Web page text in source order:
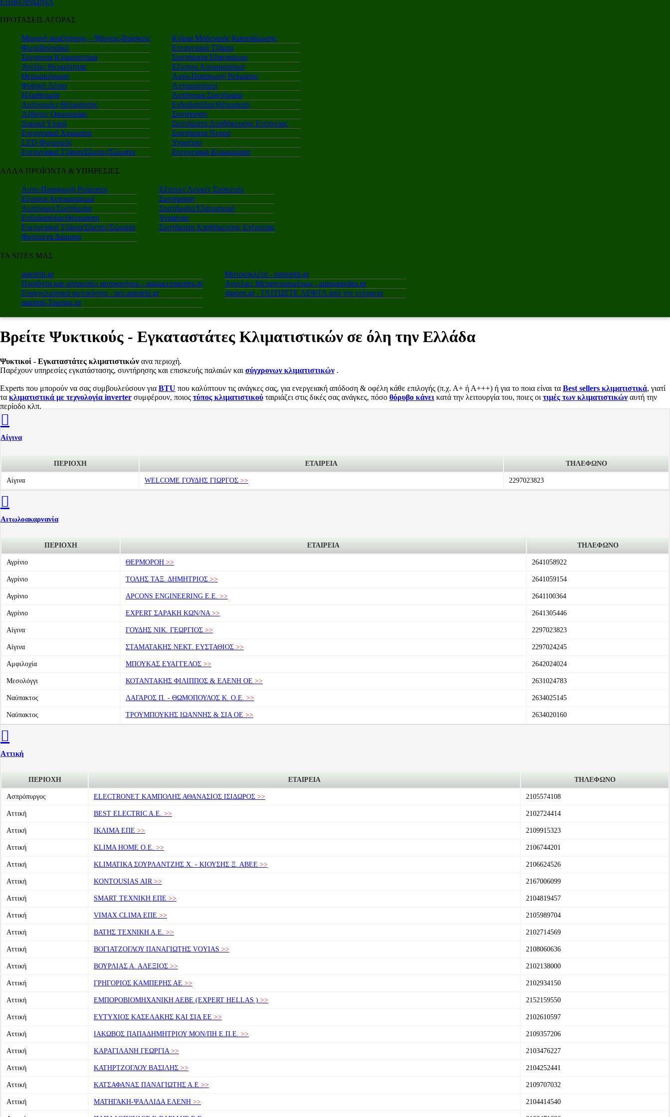
ΕΠΙΚΟΙΝΩΝΙΑ
ΠΡΟΤΑΣΕΙΣ ΑΓΟΡΑΣ
Μηχανή αναζήτησης – Ψάχνεις-Βρίσκεις
Φωτοβολταϊκά
Σύγχρονα Κλιματιστικά
Αντλίες Θερμότητας
Θερμομόνωση
Φυσικό Αέριο
Ηλιοθερμία
Αυτονομίες Θέρμανσης
Λέβητες Οικονομίας
Δομικά Υλικά
Ενεργειακά Χρώματα
LED Φωτισμός
Ενεργειακά Τζάκια/Σόμπες/Σώματα
Κτίρια Μηδενικής Κατανάλωσης
Ενεργειακά Τζάμια
Συστήματα Εξαερισμού
Εξυπνοι Αυτοματισμοί
Αυτο-Παραγωγή Ρεύματος
Αυτοματισμοί
Αυτόνομα Συστήματα
Ενδοδαπέδια Θέρμανση
Συντήρηση
Συστήματα Αποθήκευσης Ενέργειας
Συστήματα Νερού
Υγραέριο
Ενεργειακά Κουφώματα
ΑΛΛΑ ΠΡΟΪΟΝΤΑ & ΥΠΗΡΕΣΙΕΣ
Αυτο-Παραγωγή Ρεύματος
Εξυπνοι Αυτοματισμοί
Αυτόνομα Συστήματα
Ενδοδαπέδια Θέρμανση
Ενεργειακά Τζάκια/Σόμπες/Σώματα
Φυτεμένα Δώματα
Εξυπνες Λευκές Συσκευές
Συντήρηση
Συστήματα Εξαερισμού
Υγραέριο
Συστήματα Αποθήκευσης Ενέργειας
ΤΑ SITES ΜΑΣ
autotriti.gr
Προϊόντα και υπηρεσίες αυτοκινήτου - autoaccessories.gr
Επαγγελματικά αυτοκίνητα - pro.autotriti.gr
autotriti-Touring.gr
Μοτοσικλέτα - mototriti.gr
Αγγελιες Μεταχειρισμένων - autoaggelies.gr
4green.gr - ΓΛΙΤΩΣΤΕ ΛΕΦΤΑ από την ενέργεια
Βρείτε Ψυκτικούς - Εγκαταστάτες Κλιματιστικών σε όλη την Ελλάδα
Ψυκτικοί - Εγκαταστάτες κλιματιστικών ανα περιοχή.
Παρέχουν υπηρεσίες εγκατάστασης, συντήρησης και επισκευής παλαιών και σύγχρονων κλιματιστικών .
Εxperts που μπορούν να σας συμβουλεύσουν για BTU που καλύπτουν τις ανάγκες σας, για ενεργειακή απόδοση & οφέλη κάθε επιλογής (π.χ. Α+ ή Α+++) ή για το ποια είναι τα Best sellers κλιματιστικά, γιατί
τα κλιματιστικά με τεχνολογία inverter συμφέρουν, ποιος τύπος κλιματιστικού ταιριάζει στις δικές σας ανάγκες, πόσο θόρυβο κάνει κατά την λειτουργία του, ποιες οι τιμές των κλιματιστικών αυτή την
περίοδο κλπ.
Αίγινα
ΠΕΡΙΟΧΗ ΕΤΑΙΡΕΙΑ ΤΗΛΕΦΩΝΟ
Αίγινα WELCOME ΓΟΥΔΗΣ ΓΙΩΡΓΟΣ >> 2297023823
Αιτωλοακαρνανία
ΠΕΡΙΟΧΗ ΕΤΑΙΡΕΙΑ ΤΗΛΕΦΩΝΟ
Αγρίνιο ΘΕΡΜΟΡΟΗ >> 2641058922
Αγρίνιο ΤΟΛΗΣ ΤΑΞ. ΔΗΜΗΤΡΙΟΣ >> 2641059154
Αγρίνιο APCONS ENGINEERING E.E. >> 2641100364
Αγρίνιο EXPERT ΣΑΡΑΚΗ ΚΩΝ/ΝΑ >> 2641305446
Αίγινα ΓΟΥΔΗΣ ΝΙΚ. ΓΕΩΡΓΙΟΣ >> 2297023823
Αίγινα ΣΤΑΜΑΤΑΚΗΣ ΝΕΚΤ. ΕΥΣΤΑΘΙΟΣ >> 2297024245
Αμφιλοχία ΜΠΟΥΚΑΣ ΕΥΑΓΓΕΛΟΣ >> 2642024024
Μεσολόγγι ΚΟΤΑΝΤΑΚΗΣ ΦΙΛΙΠΠΟΣ & ΕΛΕΝΗ ΟΕ >> 2631024783
Ναύπακτος ΛΑΓΑΡΟΣ Π. - ΘΩΜΟΠΟΥΛΟΣ Κ. Ο.Ε. >> 2634025145
Ναύπακτος ΤΡΟΥΜΠΟΥΚΗΣ ΙΩΑΝΝΗΣ & ΣΙΑ ΟΕ >> 2634020160
Αττική
ΠΕΡΙΟΧΗ ΕΤΑΙΡΕΙΑ ΤΗΛΕΦΩΝΟ
Ασπρόπυργος ELECTRONET ΚΑΜΠΟΛΗΣ ΑΘΑΝΑΣΙΟΣ ΙΣΙΔΩΡΟΣ >> 2105574108
Αττική BEST ELECTRIC A.E. >> 2102724414
Αττική ΙΚΛΙΜΑ ΕΠΕ >> 2109915323
Αττική KLIMA HOME O.E. >> 2106744201
Αττική KLIMATIKA ΣΟΥΡΛΑΝΤΖΗΣ Χ. - ΚΙΟΥΣΗΣ Ξ. ΑΒΕΕ >> 2106624526
Αττική KONTOUSIAS AIR >> 2167006099
Αττική SMART ΤΕΧΝΙΚΗ ΕΠΕ >> 2104819457
Αττική VIMAX CLIMA ΕΠΕ >> 2105989704
Αττική ΒΑΤΗΣ ΤΕΧΝΙΚΗ Α.Ε. >> 2102714569
Αττική ΒΟΓΙΑΤΖΟΓΛΟΥ ΠΑΝΑΓΙΩΤΗΣ VOYIAS >> 2108060636
Αττική ΒΟΥΡΛΙΑΣ Α. ΑΛΕΞΙΟΣ >> 2102138000
Αττική ΓΡΗΓΟΡΙΟΣ ΚΑΜΠΕΡΗΣ ΑΕ >> 2102934150
Αττική ΕΜΠΟΡΟΒΙΟΜΗΧΑΝΙΚΗ ΑΕΒΕ (EXPERT HELLAS ) >> 2152159550
Αττική ΕΥΤΥΧΙΟΣ ΚΑΣΕΛΑΚΗΣ ΚΑΙ ΣΙΑ ΕΕ >> 2102610597
Αττική ΙΑΚΩΒΟΣ ΠΑΠΑΔΗΜΗΤΡΙΟΥ ΜΟΝ/ΠΗ Ε.Π.Ε. >> 2109357206
Αττική ΚΑΡΑΓΙΛΑΝΗ ΓΕΩΡΓΙΑ >> 2103476227
Αττική ΚΑΤΗΡΤΖΟΓΛΟΥ ΒΑΣΙΛΗΣ >> 2104252441
Αττική ΚΑΤΣΑΦΑΝΑΣ ΠΑΝΑΓΙΩΤΗΣ Α.Ε >> 2109707032
Αττική ΜΑΤΗΓΑΚΗ-ΨΑΛΛΙΔΑ ΕΛΕΝΗ >> 2104414540